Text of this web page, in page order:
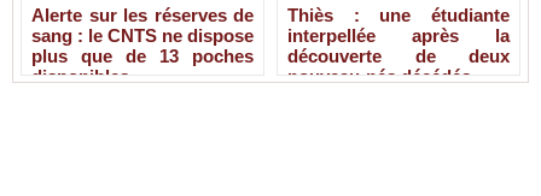
Alerte sur les réserves de
sang : le CNTS ne dispose
plus que de 13 poches
disponibles
Thiès : une étudiante
interpellée après la
découverte de deux
nouveau-nés décédés